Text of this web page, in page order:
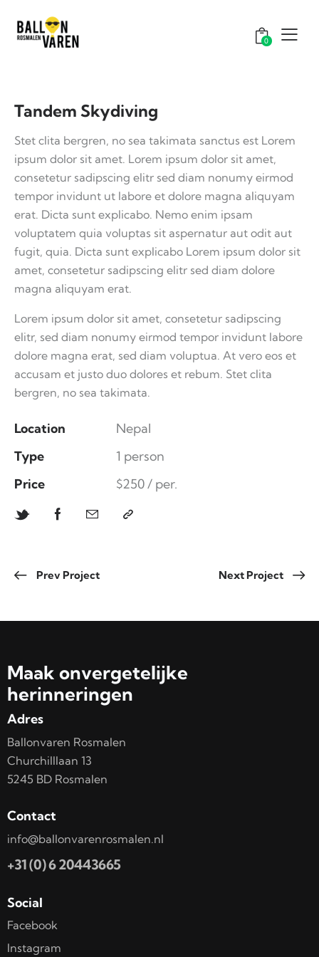
0
Tandem Skydiving
Stet clita bergren, no sea takimata sanctus est Lorem
ipsum dolor sit amet. Lorem ipsum dolor sit amet,
consetetur sadipscing elitr sed diam nonumy eirmod
tempor invidunt ut labore et dolore magna aliquyam
erat. Dicta sunt explicabo. Nemo enim ipsam
voluptatem quia voluptas sit aspernatur aut odit aut
fugit, quia. Dicta sunt explicabo Lorem ipsum dolor sit
amet, consetetur sadipscing elitr sed diam dolore
magna aliquyam erat.
Lorem ipsum dolor sit amet, consetetur sadipscing
elitr, sed diam nonumy eirmod tempor invidunt labore
dolore magna erat, sed diam voluptua. At vero eos et
accusam et justo duo dolores et rebum. Stet clita
bergren, no sea takimata.
Location
Nepal
Type
1 person
Price
$250 / per.
Prev Project Next Project
Maak onvergetelijke
herinneringen
Adres
Ballonvaren Rosmalen
Churchilllaan 13
5245 BD Rosmalen
Contact
info@ballonvarenrosmalen.nl
+31 (0) 6 20443665
Social
Facebook
Instagram